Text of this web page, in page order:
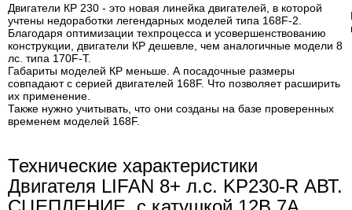
Двигатели КР 230 - это новая линейка двигателей, в которой
учтены недоработки легендарных моделей типа 168F-2.
Благодаря оптимизации техпроцесса и усовершенствованию
конструкции, двигатели КР дешевле, чем аналогичные модели 8
лс. типа 170F-T.
Габариты моделей КР меньше. А посадочные размеры
совпадают с серией двигателей 168F. Что позволяет расширить
их применение.
Также нужно учитывать, что они созданы на базе проверенных
временем моделей 168F.
Технические характеристики
Двигателя LIFAN 8+ л.с. KP230-R АВТ.